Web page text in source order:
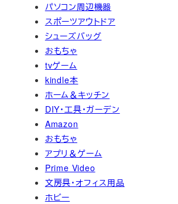
パソコン周辺機器
スポーツアウトドア
シューズバッグ
おもちゃ
tvゲーム
kindle本
ホーム＆キッチン
DIY・工具・ガーデン
Amazon
おもちゃ
アプリ＆ゲーム
Prime Video
文房具・オフィス用品
ホビー